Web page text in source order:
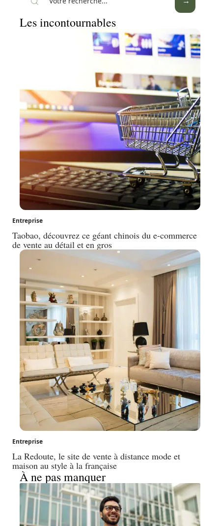
Les incontournables
Entreprise
Taobao, découvrez ce géant chinois du e-commerce
de vente au détail et en gros
Entreprise
La Redoute, le site de vente à distance mode et
maison au style à la française
À ne pas manquer